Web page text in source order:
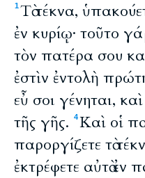
1Tὰ τέκνα,
ἐν κυρίῳ· τοῦτο
τὸν πατέρα σου
ἐστὶν ἐντολὴ
εὖ σοι γένηται,
τῆς γῆς.
4Καὶ οἱ
παροργίζετε τὰ
ἐκτρέφετε αὐτὰ ἐν